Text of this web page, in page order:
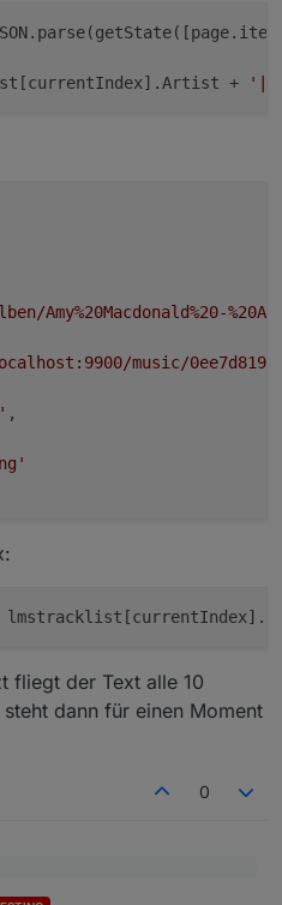
+
'|'
music/
,
fliegt der Text alle 10
dann für einen Moment
0